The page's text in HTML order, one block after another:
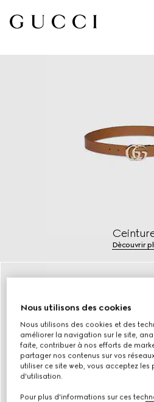
Dècouvrir
Nous utilisons des cookies
Nous utilisons des cookies et des
améliorer la navigation sur le site,
faite, contribuer à nos efforts de
partager nos contenus sur vos
utiliser ce site web, vous acceptez les
d'utilisation.
Pour plus d'informations sur ces